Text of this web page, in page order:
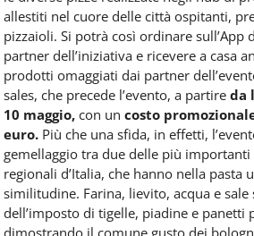
allestiti nel cuore delle città ospitanti,
pizzaioli. Si potrà così ordinare sull’App
partner dell’iniziativa e ricevere a casa
prodotti omaggiati dai partner
sales, che precede l’evento, a partire da
10 maggio, con un costo
euro. Più che una sfida, in effetti,
gemellaggio tra due delle più
regionali d’Italia, che hanno nella pasta
similitudine. Farina, lievito, acqua e
dell’imposto di tigelle, piadine e panetti